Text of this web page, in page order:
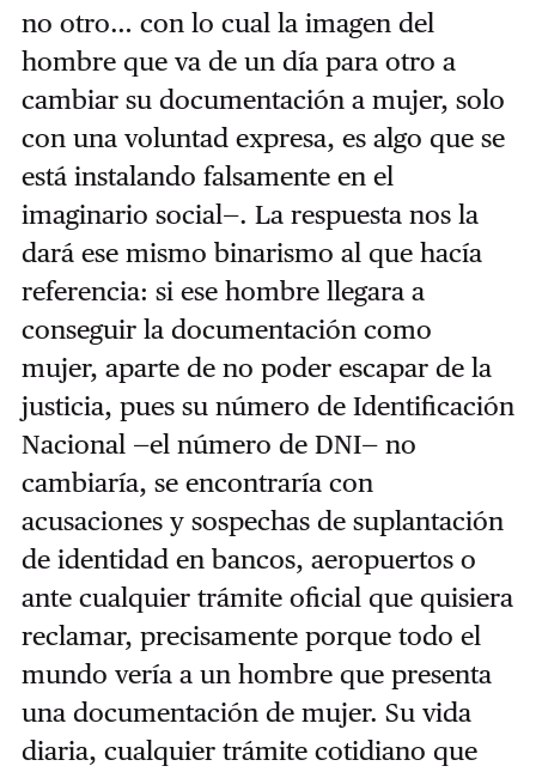
no otro… con lo cual la imagen del
hombre que va de un día para otro a
cambiar su documentación a mujer, solo
con una voluntad expresa, es algo que se
está instalando falsamente en el
imaginario social—. La respuesta nos la
dará ese mismo binarismo al que hacía
referencia: si ese hombre llegara a
conseguir la documentación como
mujer, aparte de no poder escapar de la
justicia, pues su número de Identificación
Nacional —el número de DNI— no
cambiaría, se encontraría con
acusaciones y sospechas de suplantación
de identidad en bancos, aeropuertos o
ante cualquier trámite oficial que quisiera
reclamar, precisamente porque todo el
mundo vería a un hombre que presenta
una documentación de mujer. Su vida
diaria, cualquier trámite cotidiano que